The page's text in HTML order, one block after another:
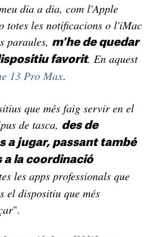
dia a dia, com l'Apple
totes les notificacions o l'iMac
paraules, m'he de quedar
favorit. En aquest
13 Pro Max.
que més faig servir en el
de tasca, des de
a jugar, passant també
a la coordinació
les apps professionals que
el dispositiu que més
".